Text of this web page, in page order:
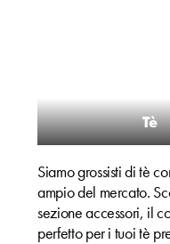
Tè
Siamo grossisti di tè
ampio del mercato.
sezione accessori, il
perfetto per i tuoi tè